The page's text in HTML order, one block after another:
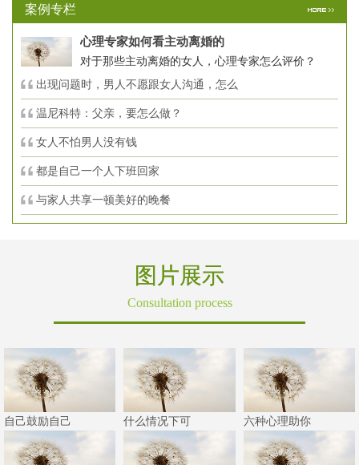
案例专栏
心理专家如何看主动离婚的
对于那些主动离婚的女人，心理专家怎么评价？
出现问题时，男人不愿跟女人沟通，怎么
温尼科特：父亲，要怎么做？
女人不怕男人没有钱
都是自己一个人下班回家
与家人共享一顿美好的晚餐
图片展示
Consultation process
自己鼓励自己 什么情况下可 六种心理助你